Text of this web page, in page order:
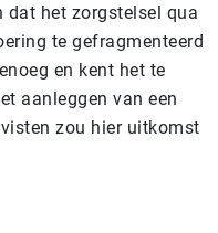
het zorgstelsel qua
te gefragmenteerd
en kent het te
aanleggen van een
zou hier uitkomst